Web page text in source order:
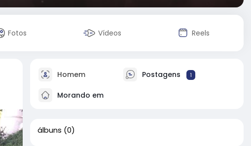
Fotos Vídeos Reels
Homem Postagens 1
Morando em
álbuns (0)